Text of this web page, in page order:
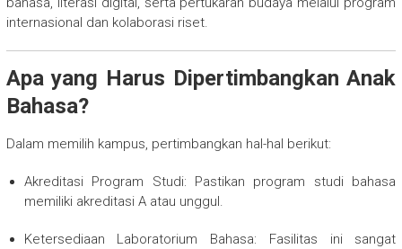
internasional dan kolaborasi riset.
Apa yang Harus Dipertimbangkan Anak
Bahasa?
Dalam memilih kampus, pertimbangkan hal-hal berikut:
Akreditasi Program Studi: Pastikan program studi bahasa
memiliki akreditasi A atau unggul.
Ketersediaan Laboratorium Bahasa: Fasilitas ini sangat